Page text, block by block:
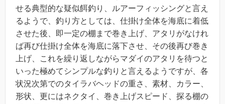
せる典型的な疑似餌釣り、ルアーフィッシングと言え
るようで、釣り方としては、仕掛け全体を海底に着低
させた後、即一定の棚まで巻き上げ、アタリがなけれ
ば再び仕掛け全体を海底に落下させ、その後再び巻き
上げ、これを繰り返しながらマダイのアタリを待つと
いった極めてシンプルな釣りと言えるようですが、各
状況次第でのタイラバヘッドの重さ、素材、カラー、
形状、更にはネクタイ、巻き上げスピード、探る棚の